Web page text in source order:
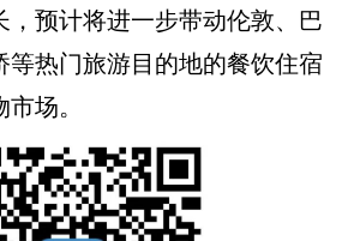
，预计将进一步带动伦敦、巴
热门旅游目的地的餐饮住宿
场。